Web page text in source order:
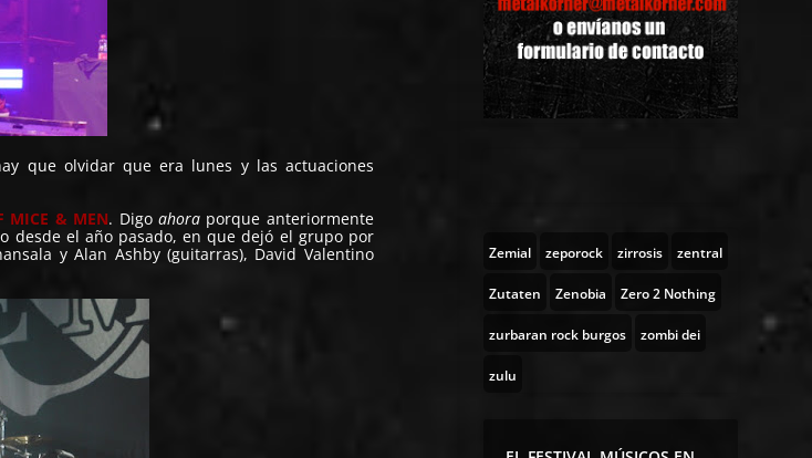
que olvidar que era lunes y las actuaciones
MICE & MEN. Digoahora porque anteriormente
desde el año pasado, en que dejó el grupo por
y Alan Ashby (guitarras), David Valentino
Zemial zeporock zirrosis zentral
Zutaten Zenobia Zero 2 Nothing
zurbaran rock burgos zombi dei
zulu